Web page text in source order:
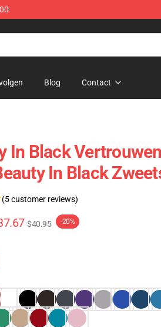
Blog Contact
In Black
In Black
(5 customer reviews)
$40.95 -20%